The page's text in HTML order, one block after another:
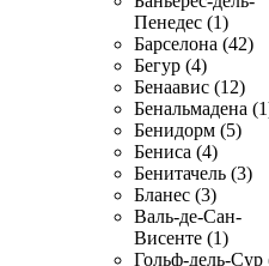
Пенедес (1)
Барселона (42)
Бегур (4)
Бенаавис (12)
Бенальмадена
Бенидорм (5)
Бениса (4)
Бенитачель (3)
Бланес (3)
Валь-де-Сан-
Висенте (1)
Гольф-дель-Сур